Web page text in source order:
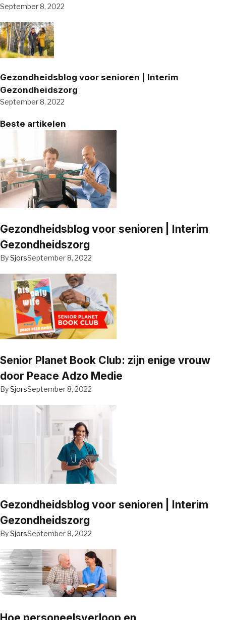
September 8, 2022
Gezondheidsblog voor senioren | Interim
Gezondheidszorg
September 8, 2022
Beste artikelen
Gezondheidsblog voor senioren | Interim
Gezondheidszorg
BySjorsSeptember 8, 2022
Senior Planet Book Club: zijn enige vrouw
door Peace Adzo Medie
BySjorsSeptember 8, 2022
Gezondheidsblog voor senioren | Interim
Gezondheidszorg
BySjorsSeptember 8, 2022